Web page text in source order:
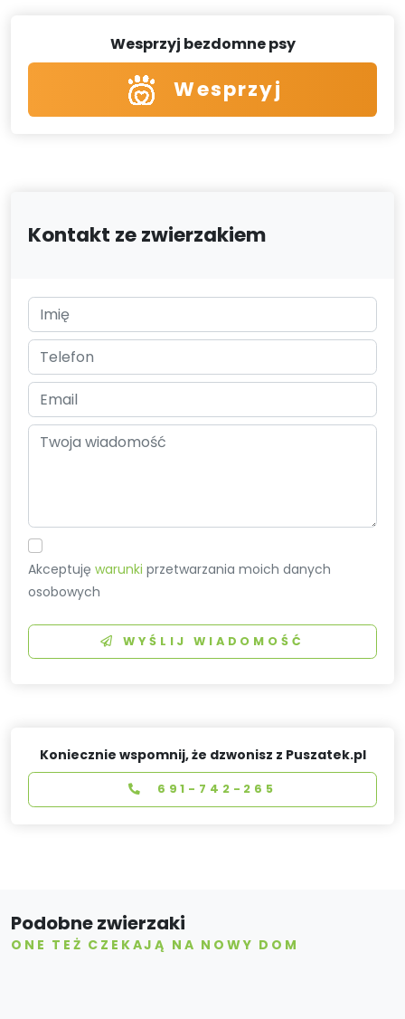
Wesprzyj bezdomne psy
Wesprzyj
Kontakt ze zwierzakiem
Akceptujęwarunki przetwarzania moich danych
osobowych
WYŚLIJ WIADOMOŚĆ
Koniecznie wspomnij, że dzwonisz z Puszatek.pl
691-742-265
Podobne zwierzaki
ONE TEŻ CZEKAJĄ NA NOWY DOM